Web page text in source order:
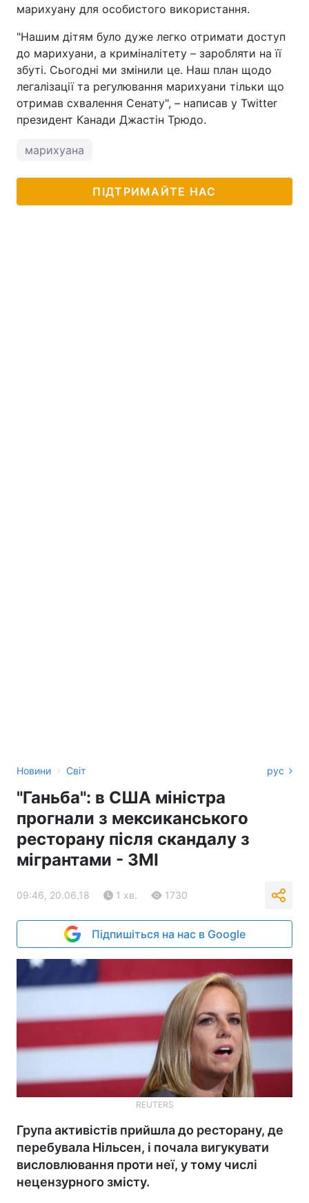
марихуану для особистого використання.
"Нашим дітям було дуже легко отримати доступ
до марихуани, а криміналітету – заробляти на її
збуті. Сьогодні ми змінили це. Наш план щодо
легалізації та регулювання марихуани тільки що
отримав схвалення Сенату", – написав у Twitter
президент Канади Джастін Трюдо.
марихуана
ПІДТРИМАЙТЕ НАС
Новини › Світ рус
"Ганьба": в США міністра
прогнали з мексиканського
ресторану після скандалу з
мігрантами - ЗМІ
09:46, 20.06.18 1 хв. 1730
Підпишіться на нас в Google
REUTERS
Група активістів прийшла до ресторану, де
перебувала Нільсен, і почала вигукувати
висловлювання проти неї, у тому числі
нецензурного змісту.